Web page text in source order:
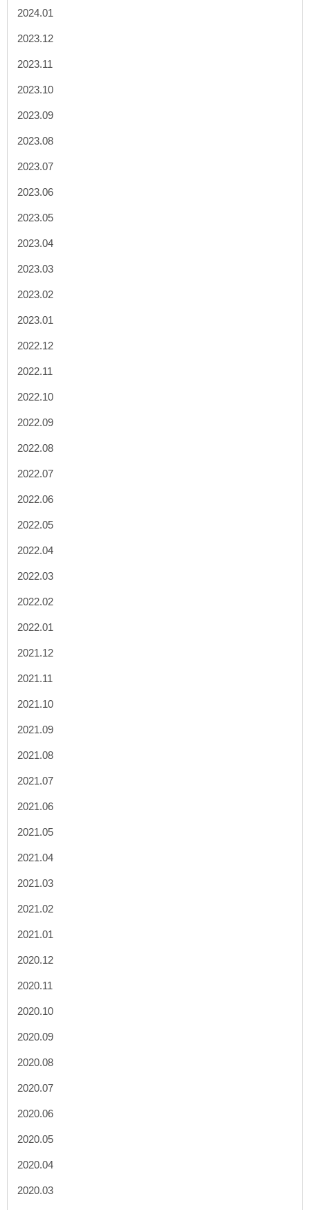
2024.01
2023.12
2023.11
2023.10
2023.09
2023.08
2023.07
2023.06
2023.05
2023.04
2023.03
2023.02
2023.01
2022.12
2022.11
2022.10
2022.09
2022.08
2022.07
2022.06
2022.05
2022.04
2022.03
2022.02
2022.01
2021.12
2021.11
2021.10
2021.09
2021.08
2021.07
2021.06
2021.05
2021.04
2021.03
2021.02
2021.01
2020.12
2020.11
2020.10
2020.09
2020.08
2020.07
2020.06
2020.05
2020.04
2020.03